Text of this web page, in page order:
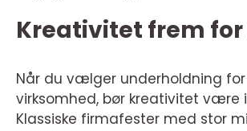
Kreativitet frem
Når du vælger underholdning
virksomhed, bør kreativitet
Klassiske firmafester med stor